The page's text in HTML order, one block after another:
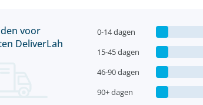
voor
DeliverLah
0-14 dagen
15-45 dagen
46-90 dagen
90+ dagen